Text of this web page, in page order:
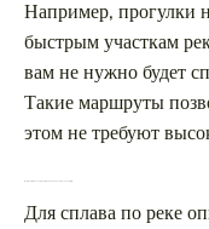
Например, прогулки
быстрым участкам
вам не нужно будет
Такие маршруты
этом не требуют
Для сплава по реке